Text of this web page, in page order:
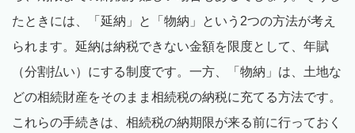
たときには、「延納」と「物納」という2つの方法が考え
られます。延納は納税できない金額を限度として、年賦
（分割払い）にする制度です。一方、「物納」は、土地な
どの相続財産をそのまま相続税の納税に充てる方法です。
これらの手続きは、相続税の納期限が来る前に行っておく